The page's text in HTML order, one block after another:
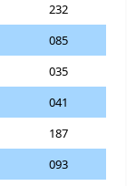
232
085
035
041
187
093